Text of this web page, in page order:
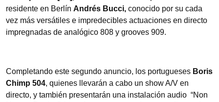
residente en Berlín Andrés Bucci, conocido por su cada
vez más versátiles e impredecibles actuaciones en directo
impregnadas de analógico 808 y grooves 909.
Completando este segundo anuncio, los portugueses Boris
Chimp 504, quienes llevarán a cabo un show A/V en
directo, y también presentarán una instalación audio “Non